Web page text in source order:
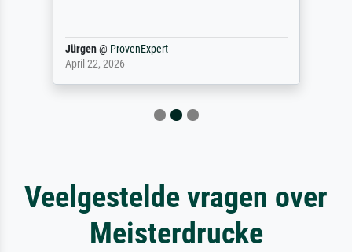
Jürgen@ ProvenExpert
April 22, 2026
Veelgestelde vragen over
Meisterdrucke